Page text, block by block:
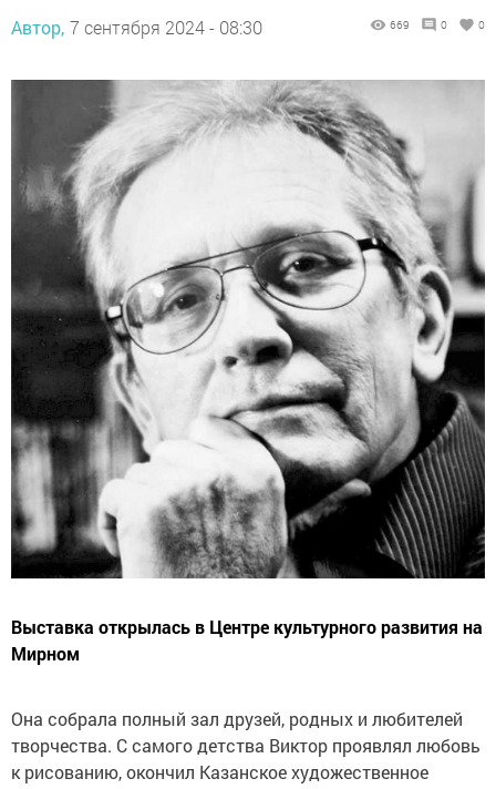
Автор, 7 сентября 2024 - 08:30 669 0 0
Выставка открылась в Центре культурного развития на
Мирном
Она собрала полный зал друзей, родных и любителей
творчества. С самого детства Виктор проявлял любовь
к рисованию, окончил Казанское художественное